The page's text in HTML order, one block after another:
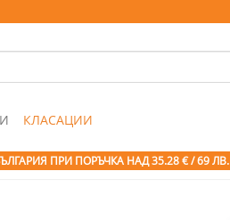
КЛАСАЦИИ
ПРИ ПОРЪЧКА НАД 35.28 € / 69 ЛВ.